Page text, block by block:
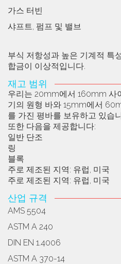
가스 터빈
샤프트, 펌프 및 밸브
부식 저항성과 높은 기계적 특
합금이 이상적입니다.
재고 범위
우리는 20mm에서 160mm 사
기의 원형 바와 15mm에서
를 가진 평바를 보유하고 있습
또한 다음을 제공합니다:
일반 단조
링
블록
주로 제조된 지역: 유럽, 미국
주로 제조된 지역: 유럽, 미국
산업 규격
AMS 5504
ASTM A 240
DIN EN 1.4006
ASTM A 370-14